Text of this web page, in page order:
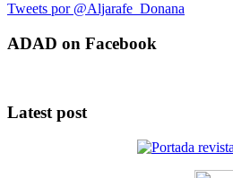
Tweets por @Aljarafe_Donana
ADAD on Facebook
Latest post